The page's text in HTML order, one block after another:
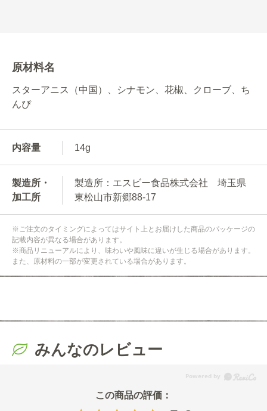
原材料名
スターアニス（中国）、シナモン、花椒、クローブ、ち
んぴ
内容量 14g
製造所・
加工所
製造所：エスビー食品株式会社 埼玉県
東松山市新郷88-17
※ご注文のタイミングによってはサイト上とお届けした商品のパッケージの
記載内容が異なる場合があります。
※商品リニューアルにより、味わいや風味に違いが生じる場合があります。
また、原材料の一部が変更されている場合があります。
みんなのレビュー